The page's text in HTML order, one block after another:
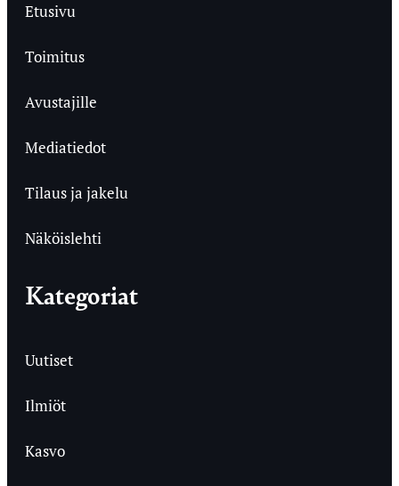
Etusivu
Toimitus
Avustajille
Mediatiedot
Tilaus ja jakelu
Näköislehti
Kategoriat
Uutiset
Ilmiöt
Kasvo